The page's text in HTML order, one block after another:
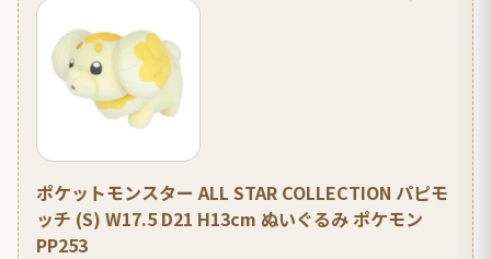
ポケットモンスター ALL STAR COLLECTION パピモ
ッチ (S) W17.5 D21 H13cm ぬいぐるみ ポケモン
PP253